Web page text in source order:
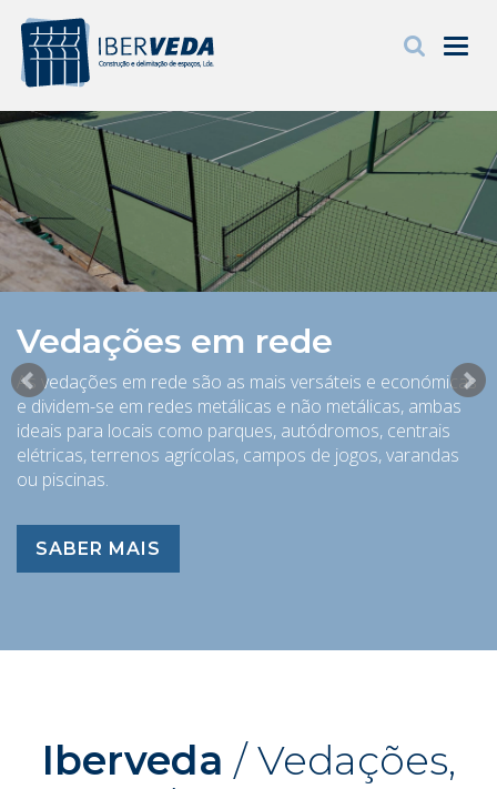
IBERVEDA
PRODUTOS
SIMULADORES
CATÁLOGOS
MONTAGEM
RECRUTAMENTO
CONTACTOS
Vedações em rede
As vedações em rede são as mais versáteis e económicas
e dividem-se em redes metálicas e não metálicas, ambas
ideais para locais como parques, autódromos, centrais
elétricas, terrenos agrícolas, campos de jogos, varandas
ou piscinas.
SABER MAIS
Iberveda / Vedações,